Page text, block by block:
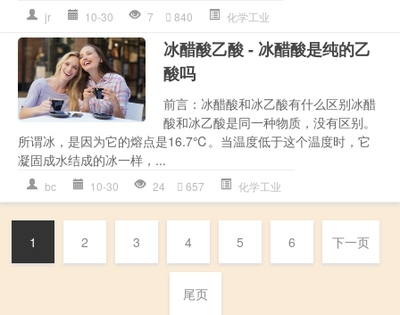
jr 10-30 7 840 化学工业
冰醋酸乙酸 - 冰醋酸是纯的乙
酸吗
前言：冰醋酸和冰乙酸有什么区别冰醋
酸和冰乙酸是同一种物质，没有区别。
所谓冰，是因为它的熔点是16.7℃。当温度低于这个温度时，它
凝固成水结成的冰一样，...
bc 10-30 24 657 化学工业
1 2 3 4 5 6 下一页
尾页